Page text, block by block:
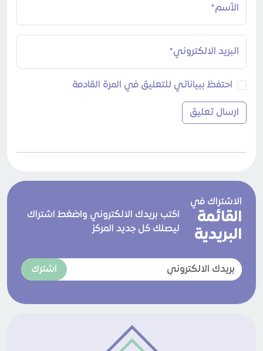
الأسم*
البريد الالكتروني*
احتفظ ببياناتي للتعليق في المرة القادمة
الاشتراك في
القائمة
البريدية
اكتب بريدك الالكتروني واضغط اشتراك
ليصلك كل جديد المركز
اشترك